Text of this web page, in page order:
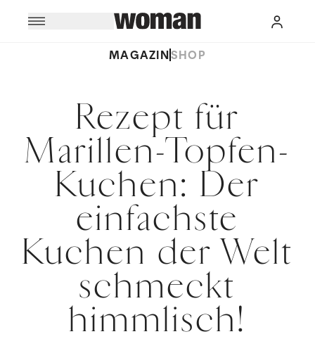
MAGAZINSHOP
Rezept für
Marillen-Topfen-
Kuchen: Der
einfachste
Kuchen der Welt
schmeckt
himmlisch!